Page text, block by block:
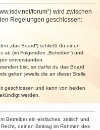
forum“) wird zwischen
Regelungen geschlossen:
„das Board“) schließt du einen
ab (im Folgenden „Betreiber“) und
einverstanden.
bist, so darfst du das Board
gelten jeweils die an dieser Stelle
geschlossen und kann von beiden
werden.
Betreiber ein einfaches, zeitlich und
deinen Beitrag im Rahmen des